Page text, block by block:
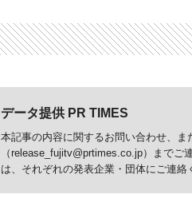
データ提供 PR TIMES
本記事の内容に関するお問い合わせ、
（release_fujitv@prtimes.co.jp）まで
は、それぞれの発表企業・団体にご連絡